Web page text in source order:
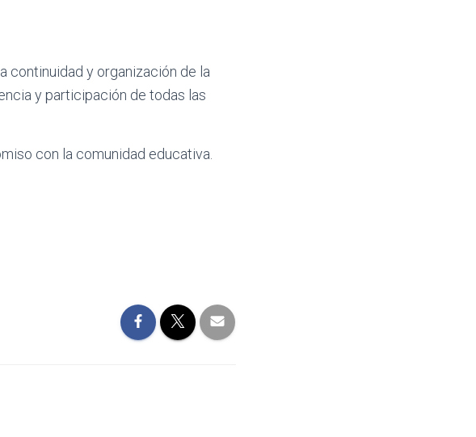
continuidad y organización de la
y participación de todas las
con la comunidad educativa.